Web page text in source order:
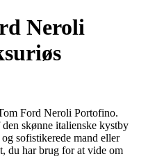
Neroli
Ford Neroli Portofino.
skønne italienske kystby
sofistikerede mand eller
du har brug for at vide om